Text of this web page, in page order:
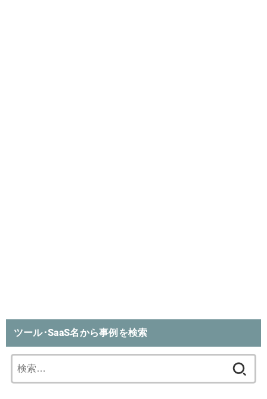
ツール･SaaS名から事例を検索
索: